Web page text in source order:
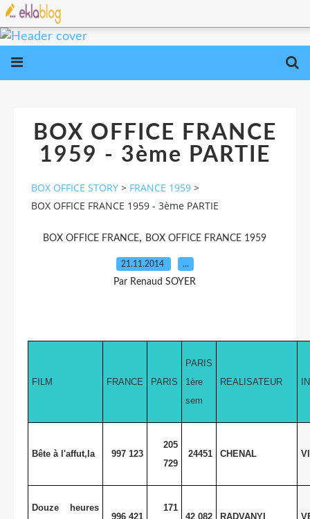
BOX OFFICE FRANCE
1959 - 3ème PARTIE
BOX OFFICE STORY > FRANCE 1959 >
BOX OFFICE FRANCE 1959 - 3ème PARTIE
BOX OFFICE FRANCE, BOX OFFICE FRANCE 1959
21.11.2014 …
Par Renaud SOYER
FILM FRANCE PARIS
PARIS
1ère
sem
REALISATEUR
Bête à l'affut,la 997 123
205
729
24451 CHENAL
Douze heures
996 421
171
42 082 RADVANYI